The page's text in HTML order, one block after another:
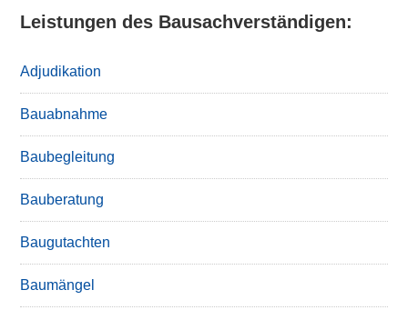
Leistungen des Bausachverständigen:
Adjudikation
Bauabnahme
Baubegleitung
Bauberatung
Baugutachten
Baumängel